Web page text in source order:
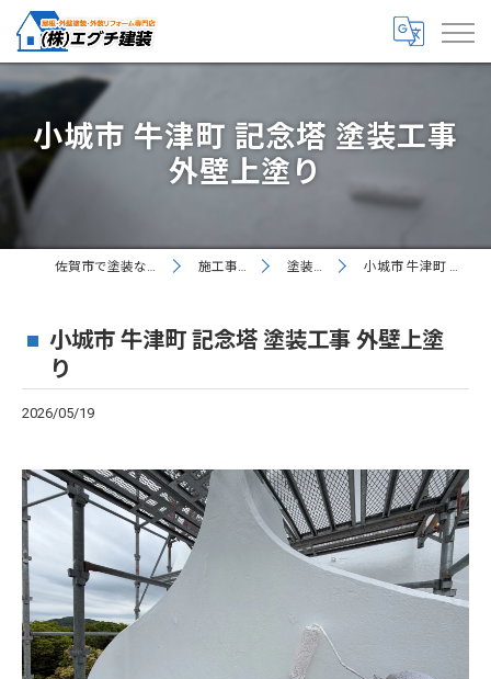
小城市 牛津町 記念塔 塗装工事
外壁上塗り
佐賀市で塗装なら丁寧な株式会社エグチ建装 施工事例 お客様の声 塗装現場レポート 小城市 牛津町 記念塔 塗装工事 外壁上塗り
小城市 牛津町 記念塔 塗装工事 外壁上塗
り
2026/05/19